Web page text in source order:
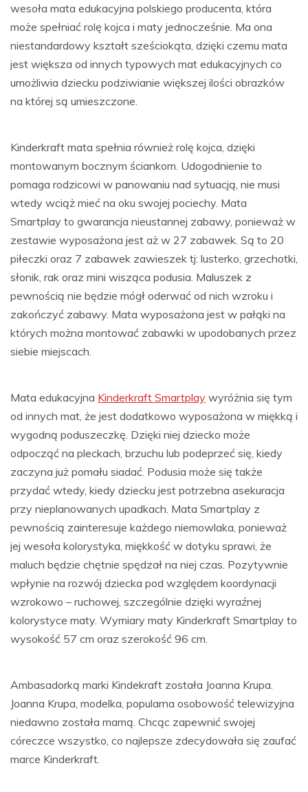
wesoła mata edukacyjna polskiego producenta, która
może spełniać rolę kojca i maty jednocześnie. Ma ona
niestandardowy kształt sześciokąta, dzięki czemu mata
jest większa od innych typowych mat edukacyjnych co
umożliwia dziecku podziwianie większej ilości obrazków
na której są umieszczone.
Kinderkraft mata spełnia również rolę kojca, dzięki
montowanym bocznym ściankom. Udogodnienie to
pomaga rodzicowi w panowaniu nad sytuacją, nie musi
wtedy wciąż mieć na oku swojej pociechy. Mata
Smartplay to gwarancja nieustannej zabawy, ponieważ w
zestawie wyposażona jest aż w 27 zabawek. Są to 20
piłeczki oraz 7 zabawek zawieszek tj: lusterko, grzechotki,
słonik, rak oraz mini wisząca podusia. Maluszek z
pewnością nie będzie mógł oderwać od nich wzroku i
zakończyć zabawy. Mata wyposażona jest w pałąki na
których można montować zabawki w upodobanych przez
siebie miejscach.
Mata edukacyjna Kinderkraft Smartplay wyróżnia się tym
od innych mat, że jest dodatkowo wyposażona w miękką i
wygodną poduszeczkę. Dzięki niej dziecko może
odpocząć na pleckach, brzuchu lub podeprzeć się, kiedy
zaczyna już pomału siadać. Podusia może się także
przydać wtedy, kiedy dziecku jest potrzebna asekuracja
przy nieplanowanych upadkach. Mata Smartplay z
pewnością zainteresuje każdego niemowlaka, ponieważ
jej wesoła kolorystyka, miękkość w dotyku sprawi, że
maluch będzie chętnie spędzał na niej czas. Pozytywnie
wpłynie na rozwój dziecka pod względem koordynacji
wzrokowo – ruchowej, szczególnie dzięki wyraźnej
kolorystyce maty. Wymiary maty Kinderkraft Smartplay to
wysokość 57 cm oraz szerokość 96 cm.
Ambasadorką marki Kindekraft została Joanna Krupa.
Joanna Krupa, modelka, popularna osobowość telewizyjna
niedawno została mamą. Chcąc zapewnić swojej
córeczce wszystko, co najlepsze zdecydowała się zaufać
marce Kinderkraft.